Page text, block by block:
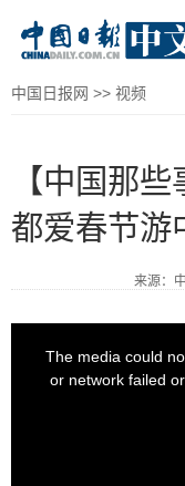
中国日报网 >> 视频
【中国那
都爱春节游
来源：